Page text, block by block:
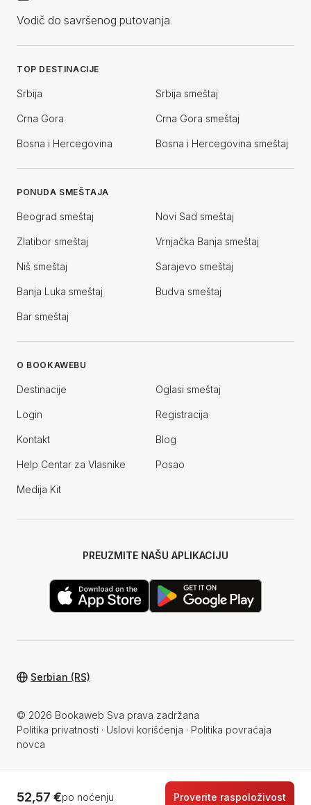
52,57 €po noćenju Proverite raspoloživost
Vodič do savršenog putovanja
TOP DESTINACIJE
Srbija Srbija smeštaj
Crna Gora Crna Gora smeštaj
Bosna i Hercegovina Bosna i Hercegovina smeštaj
PONUDA SMEŠTAJA
Beograd smeštaj Novi Sad smeštaj
Zlatibor smeštaj Vrnjačka Banja smeštaj
Niš smeštaj Sarajevo smeštaj
Banja Luka smeštaj Budva smeštaj
Bar smeštaj
O BOOKAWEBU
Destinacije Oglasi smeštaj
Login Registracija
Kontakt Blog
Help Centar za Vlasnike Posao
Medija Kit
PREUZMITE NAŠU APLIKACIJU
© 2026 Bookaweb Sva prava zadržana
Politika privatnosti · Uslovi korišćenja · Politika povraćaja
novca
Serbian (RS)